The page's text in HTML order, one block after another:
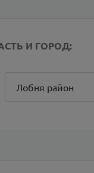
И ГОРОД:
Лобня район